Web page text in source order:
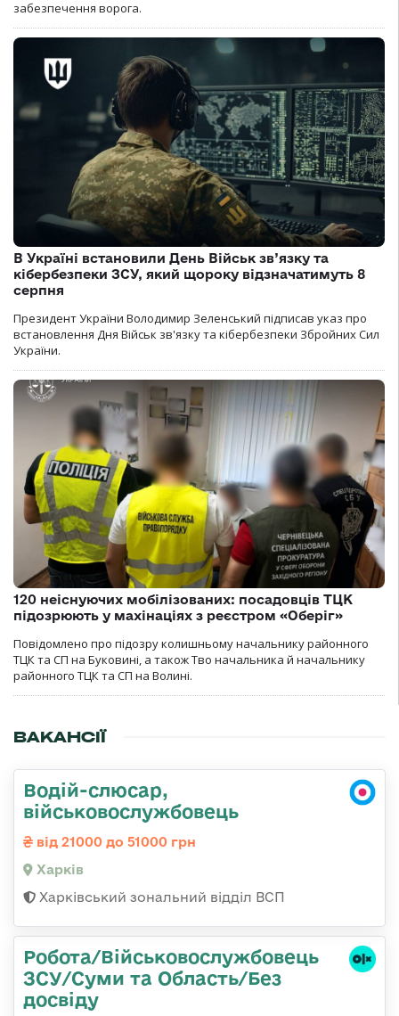
забезпечення ворога.
В Україні встановили День Військ зв’язку та
кібербезпеки ЗСУ, який щороку відзначатимуть 8
серпня
Президент України Володимир Зеленський підписав указ про
встановлення Дня Військ зв'язку та кібербезпеки Збройних Сил
України.
120 неіснуючих мобілізованих: посадовців ТЦК
підозрюють у махінаціях з реєстром «Оберіг»
Повідомлено про підозру колишньому начальнику районного
ТЦК та СП на Буковині, а також Тво начальника й начальнику
районного ТЦК та СП на Волині.
ВАКАНСІЇ
Водій-слюсар,
військовослужбовець
від 21000 до 51000 грн
Харків
Харківський зональний відділ ВСП
Робота/Військовослужбовець
ЗСУ/Суми та Область/Без
досвіду